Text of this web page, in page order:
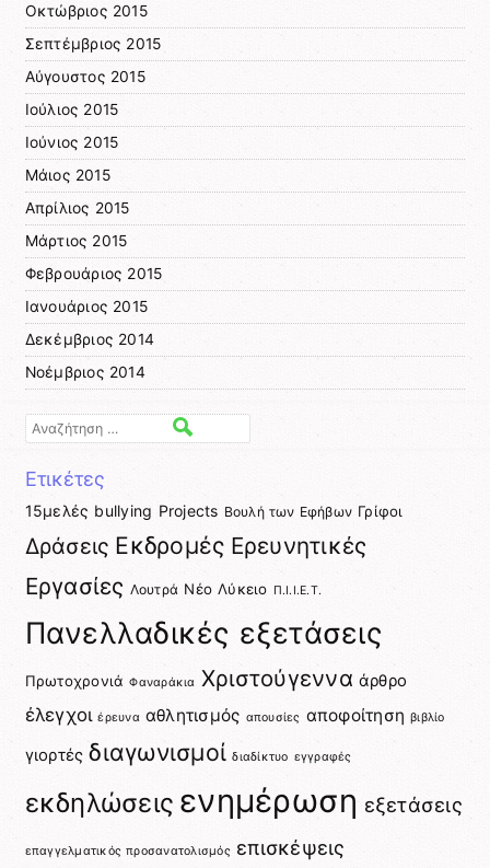
Οκτώβριος 2015
Σεπτέμβριος 2015
Αύγουστος 2015
Ιούλιος 2015
Ιούνιος 2015
Μάιος 2015
Απρίλιος 2015
Μάρτιος 2015
Φεβρουάριος 2015
Ιανουάριος 2015
Δεκέμβριος 2014
Νοέμβριος 2014
Αναζήτηση
Ετικέτες
15μελές bullying Projects Βουλή των Εφήβων Γρίφοι
Δράσεις Εκδρομές Ερευνητικές
Εργασίες Λουτρά Νέο Λύκειο Π.Ι.Ι.Ε.Τ.
Πανελλαδικές εξετάσεις
Πρωτοχρονιά Φαναράκια Χριστούγεννα άρθρο
έλεγχοι έρευνα αθλητισμός απουσίες αποφοίτηση βιβλίο
γιορτές διαγωνισμοί διαδίκτυο εγγραφές
εκδηλώσεις ενημέρωση εξετάσεις
επαγγελματικός προσανατολισμός επισκέψεις